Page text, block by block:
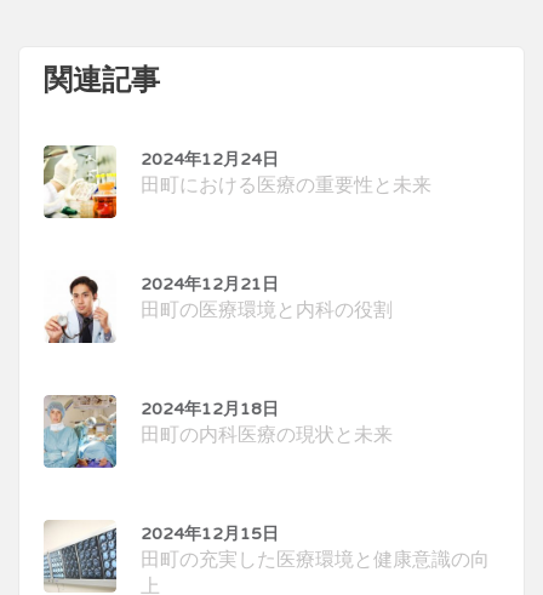
関連記事
2024年12月24日
田町における医療の重要性と未来
2024年12月21日
田町の医療環境と内科の役割
2024年12月18日
田町の内科医療の現状と未来
2024年12月15日
田町の充実した医療環境と健康意識の向
上